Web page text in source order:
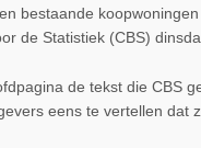
bestaande
de Statistiek (CBS)
de tekst die CBS
eens te vertellen dat